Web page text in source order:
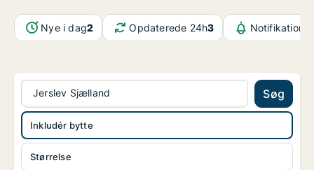
Nye i dag2 Opdaterede 24h3
Jerslev Sjælland Søg
Størrelse
Inkludér bytte